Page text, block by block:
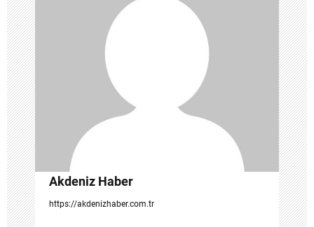
n
m
e
s
i
Akdeniz Haber
https://akdenizhaber.com.tr